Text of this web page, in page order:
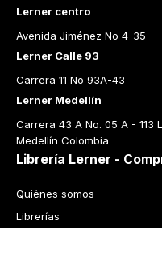
Lerner centro
Avenida Jiménez No 4-35
Lerner Calle 93
Carrera 11 No 93A-43
Lerner Medellín
Carrera 43 A No. 05 A - 113
Medellín Colombia
Librería Lerner -
Quiénes somos
Librerías